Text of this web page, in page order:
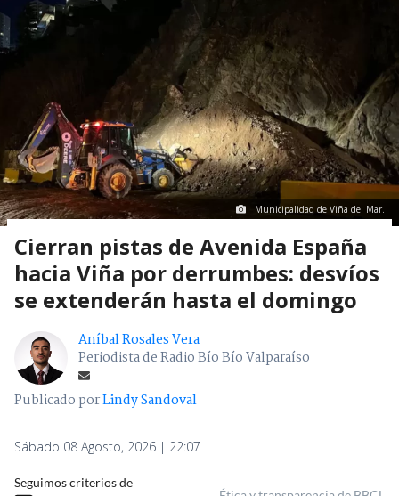
Municipalidad de Viña del Mar.
Cierran pistas de Avenida España
hacia Viña por derrumbes: desvíos
se extenderán hasta el domingo
Aníbal Rosales Vera
Periodista de Radio Bío Bío Valparaíso
Publicado porLindy Sandoval
Sábado 08 Agosto, 2026 | 22:07
Seguimos criterios de